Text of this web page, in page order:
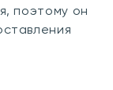
поэтому он